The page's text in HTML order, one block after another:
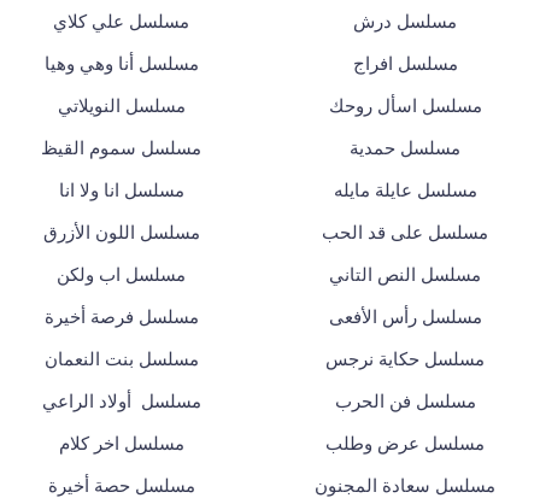
مسلسل درش مسلسل علي كلاي
مسلسل افراج مسلسل أنا وهي وهيا
مسلسل اسأل روحك مسلسل النويلاتي
مسلسل حمدية مسلسل سموم القيظ
مسلسل عايلة مايله مسلسل انا ولا انا
مسلسل على قد الحب مسلسل اللون الأزرق
مسلسل النص التاني مسلسل اب ولكن
مسلسل رأس الأفعى مسلسل فرصة أخيرة
مسلسل حكاية نرجس مسلسل بنت النعمان
مسلسل فن الحرب مسلسل أولاد الراعي
مسلسل عرض وطلب مسلسل اخر كلام
مسلسل سعادة المجنون مسلسل حصة أخيرة